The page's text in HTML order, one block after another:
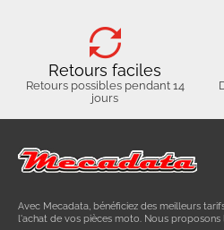
Retours faciles
Retours possibles pendant 14
jours
Avec Mecadata, bénéficiez des meilleurs
l'achat de vos pièces moto. Nous proposons